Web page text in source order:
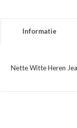
Informatie
Nette Witte Heren